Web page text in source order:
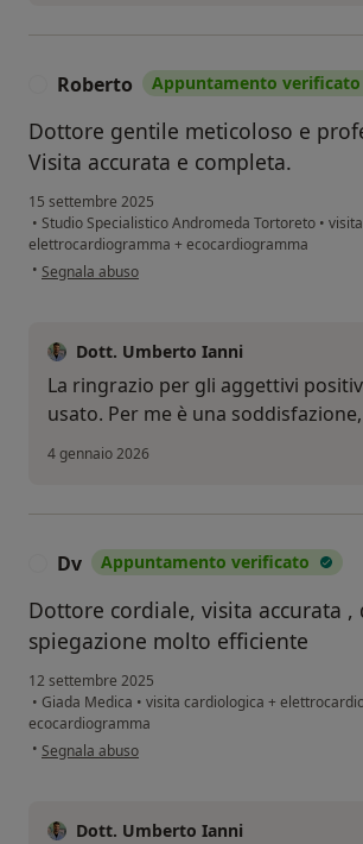
Roberto Appuntamento verificato
Dottore gentile meticoloso e
Visita accurata e completa.
15 settembre 2025
• Studio Specialistico Andromeda Tortoreto •
elettrocardiogramma + ecocardiogramma
• secondo l'opinione dell'utente Roberto
Segnala abuso
Dott. Umberto Ianni
La ringrazio per gli aggettivi
usato. Per me è una
4 gennaio 2026
Dv Appuntamento verificato
Dottore cordiale, visita accurata ,
spiegazione molto efficiente
12 settembre 2025
• Giada Medica • visita cardiologica +
ecocardiogramma
• secondo l'opinione dell'utente Dv
Segnala abuso
Dott. Umberto Ianni